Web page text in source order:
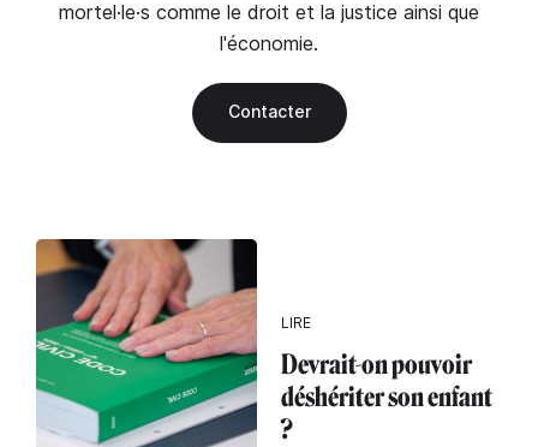
mortel·le·s comme le droit et la justice ainsi que
l'économie.
Contacter
LIRE
Devrait-on pouvoir
déshériter son enfant
?